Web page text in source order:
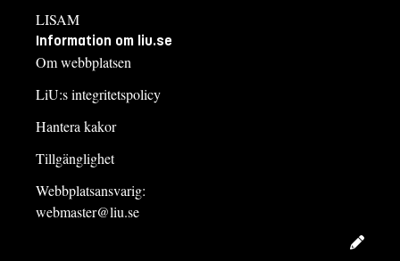
LISAM
Information om liu.se
Om webbplatsen
LiU:s integritetspolicy
Hantera kakor
Tillgänglighet
Webbplatsansvarig:
webmaster@liu.se